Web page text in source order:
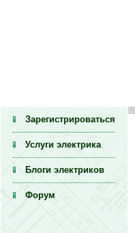
Зарегистрироваться
Услуги электрика
Блоги электриков
Форум